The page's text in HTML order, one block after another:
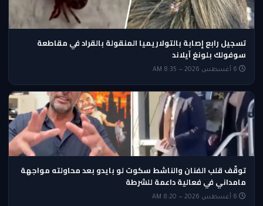
تسجيل رابع إصابة بالتولاريميا المنقولة بالقراد في مقاطعة
سوفولك بلونغ آيلاند
توقّف قلب الفنان والناشط سكوت لو بايدو بعد محاولته مواجهة
مامداني في فعالية داعمة للشرطة